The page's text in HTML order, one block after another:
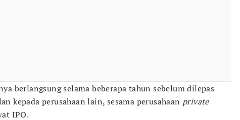
berlangsung selama beberapa tahun sebelum dilepas
kepada perusahaan lain, sesama perusahaan private
IPO.